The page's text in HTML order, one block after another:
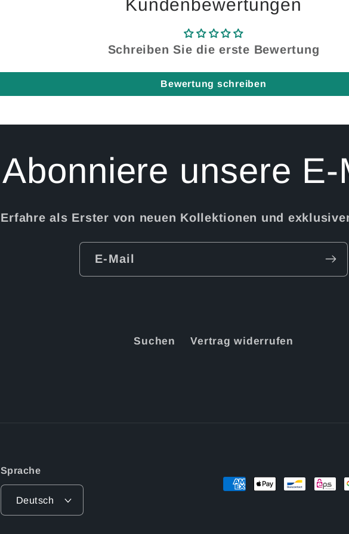
Kundenbewertungen
Schreiben Sie die erste Bewertung
Bewertung schreiben
Abonniere unsere E-
Erfahre als Erster von neuen Kollektionen und
E-Mail
Suchen Vertrag widerrufen
Sprache
Deutsch
Zahlungsmethoden